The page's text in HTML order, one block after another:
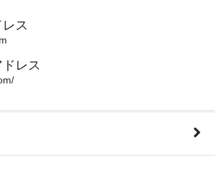
ス
レス